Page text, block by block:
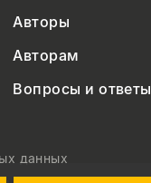
Авторы
Авторам
Вопросы и ответы
данных